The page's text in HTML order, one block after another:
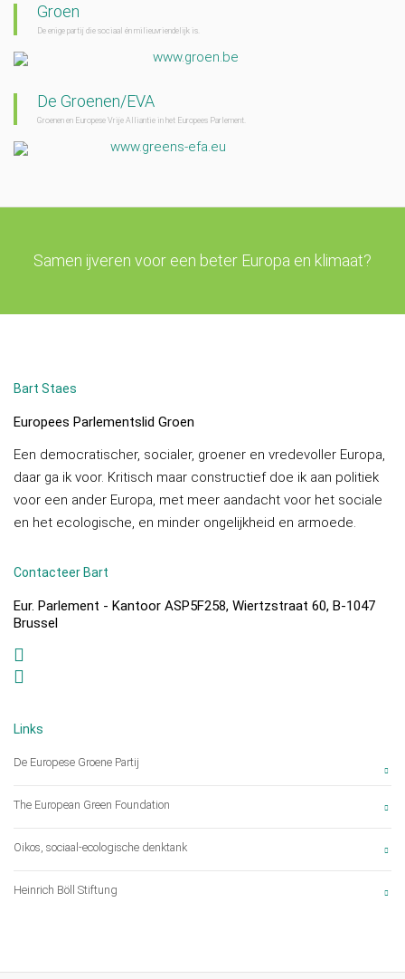
Groen
De enige partij die sociaal én milieuvriendelijk is.
www.groen.be
De Groenen/EVA
Groenen en Europese Vrije Alliantie in het Europees Parlement.
www.greens-efa.eu
Samen ijveren voor een beter Europa en klimaat?
Bart Staes
Europees Parlementslid Groen
Een democratischer, socialer, groener en vredevoller Europa,
daar ga ik voor. Kritisch maar constructief doe ik aan politiek
voor een ander Europa, met meer aandacht voor het sociale
en het ecologische, en minder ongelijkheid en armoede.
Contacteer Bart
Eur. Parlement - Kantoor ASP5F258, Wiertzstraat 60, B-1047
Brussel
Links
De Europese Groene Partij
The European Green Foundation
Oikos, sociaal-ecologische denktank
Heinrich Böll Stiftung